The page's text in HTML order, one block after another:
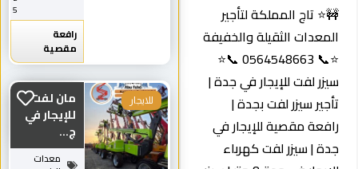
🚧⭐ تاج المملكة لتأجير
المعدات الثقيلة والخفيفة
⭐📞 0564548663 📞⭐
سيزر لفت للإيجار في جدة |
تأجير سيزر لفت بجدة |
رافعة مقصية للإيجار في
جدة | سيزر لفت كهرباء
رافعة
مقصية
مان لفت
للإيجار في
ج...
معدات
للايجار